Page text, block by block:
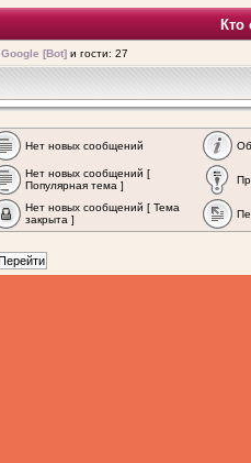
Кто
Google [Bot] и гости: 27
Нет новых сообщений
Нет новых сообщений [
Популярная тема ]
Нет новых сообщений [ Тема
закрыта ]